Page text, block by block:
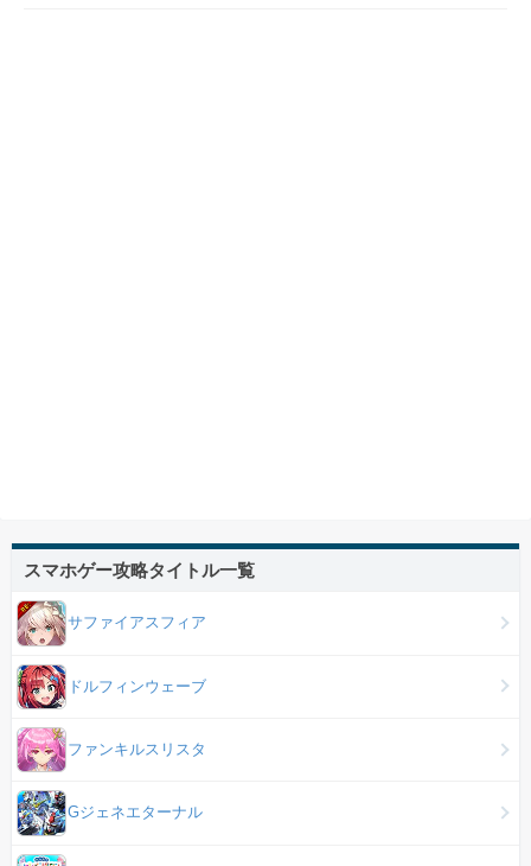
スマホゲー攻略タイトル一覧
サファイアスフィア
ドルフィンウェーブ
ファンキルスリスタ
Gジェネエターナル